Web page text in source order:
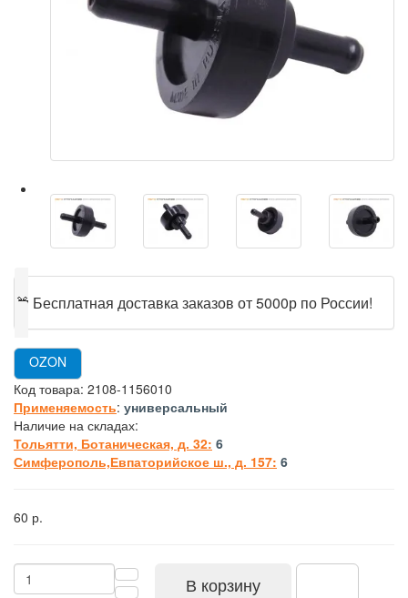
🎁 Бесплатная доставка заказов от 5000р по России!
OZON
Код товара: 2108-1156010
Применяемость: универсальный
Наличие на складах:
Тольятти, Ботаническая, д. 32: 6
Симферополь,Евпаторийское ш., д. 157: 6
60 р.
В корзину